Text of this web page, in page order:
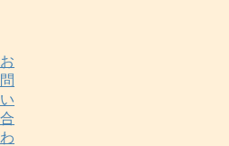
お
問
い
合
わ